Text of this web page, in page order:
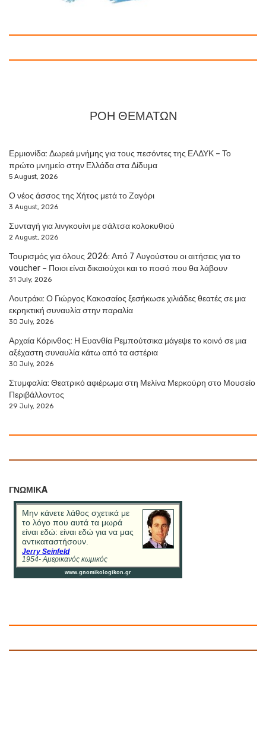
ΡΟΗ ΘΕΜΑΤΩΝ
Ερμιονίδα: Δωρεά μνήμης για τους πεσόντες της ΕΛΔΥΚ – Το
πρώτο μνημείο στην Ελλάδα στα Δίδυμα
5 August, 2026
Ο νέος άσσος της Χήτος μετά το Ζαγόρι
3 August, 2026
Συνταγή για λινγκουίνι με σάλτσα κολοκυθιού
2 August, 2026
Τουρισμός για όλους 2026: Από 7 Αυγούστου οι αιτήσεις για το
voucher – Ποιοι είναι δικαιούχοι και το ποσό που θα λάβουν
31 July, 2026
Λουτράκι: Ο Γιώργος Κακοσαίος ξεσήκωσε χιλιάδες θεατές σε μια
εκρηκτική συναυλία στην παραλία
30 July, 2026
Αρχαία Κόρινθος: Η Ευανθία Ρεμπούτσικα μάγεψε το κοινό σε μια
αξέχαστη συναυλία κάτω από τα αστέρια
30 July, 2026
Στυμφαλία: Θεατρικό αφιέρωμα στη Μελίνα Μερκούρη στο Μουσείο
Περιβάλλοντος
29 July, 2026
ΓΝΩΜΙΚA